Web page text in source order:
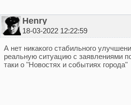
Henry
18-03-2022 12:22:59
А нет никакого стабильного
реальную ситуацию с заявлениями
таки о "Новостях и событиях города"